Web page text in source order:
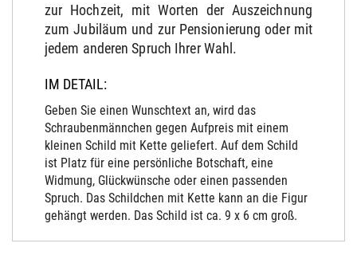
zur Hochzeit, mit Worten der Auszeichnung
zum Jubiläum und zur Pensionierung oder mit
jedem anderen Spruch Ihrer Wahl.
IM DETAIL:
Geben Sie einen Wunschtext an, wird das
Schraubenmännchen gegen Aufpreis mit einem
kleinen Schild mit Kette geliefert. Auf dem Schild
ist Platz für eine persönliche Botschaft, eine
Widmung, Glückwünsche oder einen passenden
Spruch. Das Schildchen mit Kette kann an die Figur
gehängt werden. Das Schild ist ca. 9 x 6 cm groß.